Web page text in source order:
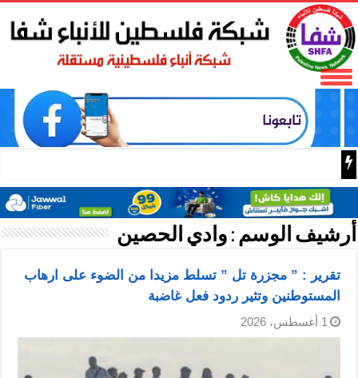
أرشيف الوسم : وادي الحصين
تقرير : ” مجزرة تل ” تسلط مزيدا من الضوء على ارهاب
المستوطنين وتثير ردود فعل غاضبة
1 أغسطس، 2026